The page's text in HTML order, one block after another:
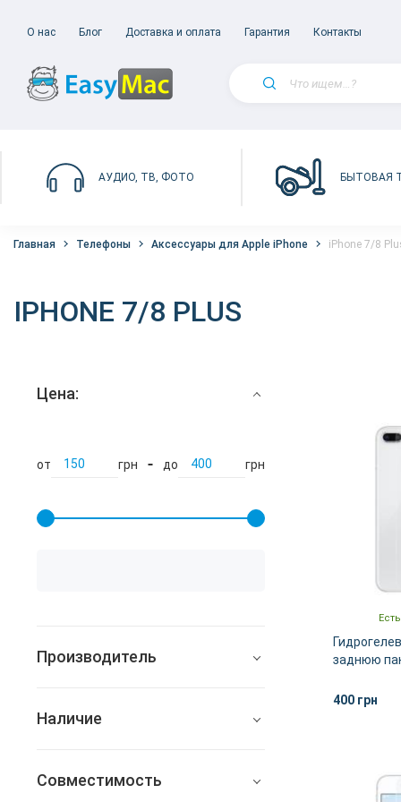
О нас Блог Доставка и оплата Гарантия Контакты
АУДИО, ТВ, ФОТО БЫТОВАЯ
Главная Телефоны Аксессуары для Apple iPhone iPhone 7/8
IPHONE 7/8 PLUS
Цена:
от грн до грн
Производитель
Gelius
Наличие
В наличии
Совместимость
заднюю
400 грн